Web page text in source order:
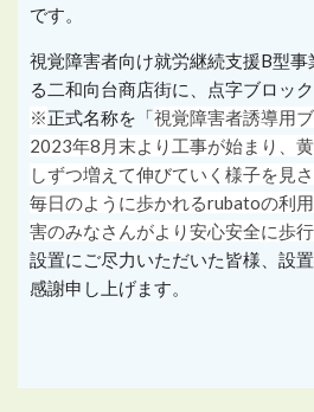
です。
視覚障害者向け就労継続支援B型
る二和向台商店街に、点字ブロック
※正式名称を「視覚障害者誘導用
2023年8月末より工事が始まり、
しずつ増えて伸びていく様子を見
毎日のように歩かれるrubatoの利
害のみなさんがより安心安全に歩
設置にご尽力いただいた皆様、設
感謝申し上げます。